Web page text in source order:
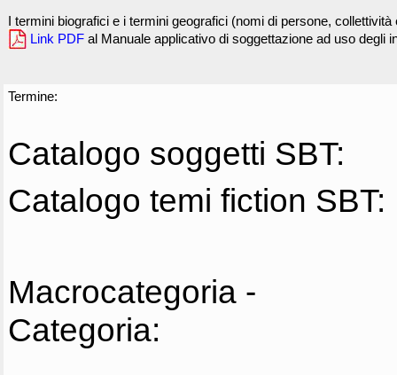
I termini biografici e i termini geografici (nomi di persone,
Link PDF al Manuale applicativo di soggettazione ad uso degli
Termine:
Catalogo soggetti SBT:
Catalogo temi fiction SBT:
Macrocategoria -
Categoria: